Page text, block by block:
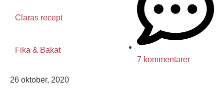
Claras recept
Fika & Bakat
7 kommentarer
26 oktober, 2020